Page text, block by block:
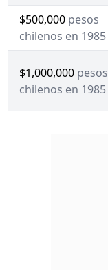
$500,000 pesos
chilenos en 1985
$1,000,000 pesos
chilenos en 1985